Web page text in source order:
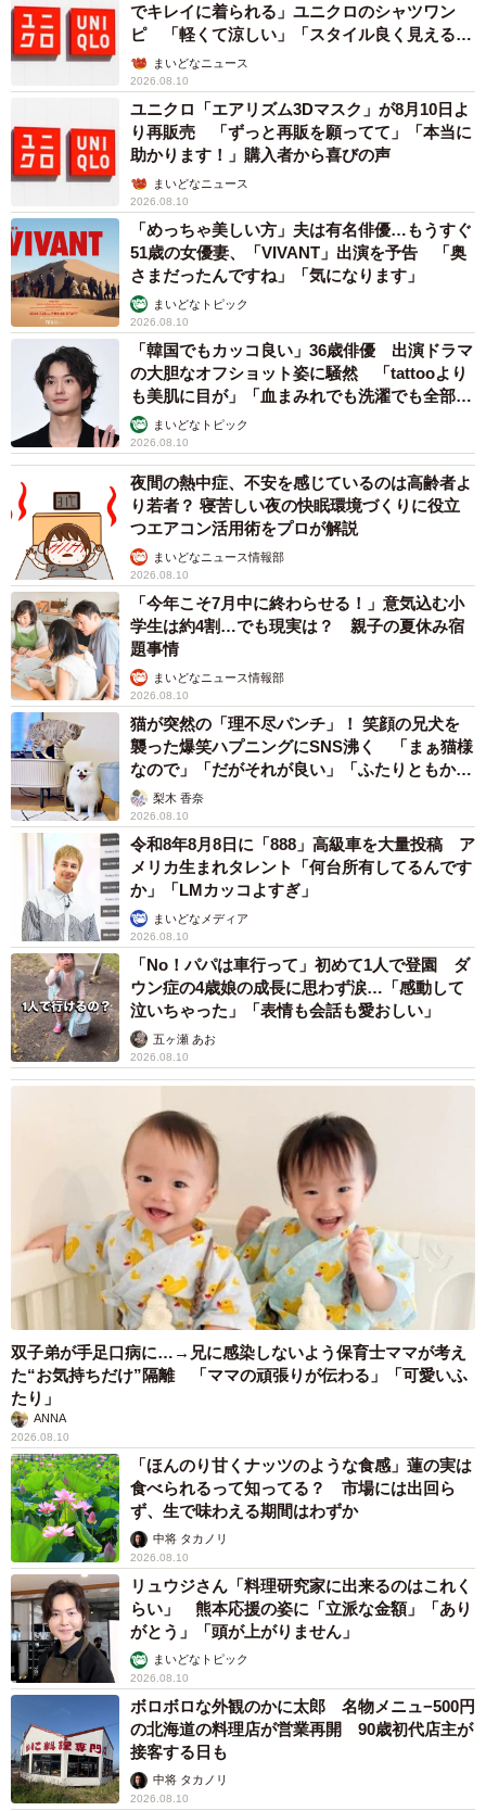
分帰って来ず、帰って来たら今度はたばこ休憩…仕事を頼
む時間がないです（34歳女性）
▽無駄話ばかりして、手が動いてない（30歳女性）
▽スマホゲームばかりしている（37歳男性）
▽いつも何もしない人がたまに真面目にパソコンに向かっ
ていると思い遠目で見てみるとYouTubeを見ていた（37歳
▽フルリモートワークになってからパフォーマンスが下が
った。ミスばかりするし、連絡すら取れず音信不通の状態
になることが日常的にある。電話もメールもチャットにも
応答がなく、ウェブ会議に呼んでも参加しない（34歳女
8/9
自分も将来、“働かない社員”になるかもしれないと思うか（提供画像）
9/9
どのような状況・条件だと自分も将来働かなくなるかもしれないと思う
か（提供画像）
さらに、「自分も将来、働かない社員になるかもしれない
と思いますか」と聞いたところ、30.3%の人が「思う」と
回答しました。また、「思う」と回答した人に、「どのよ
うな状況・条件だと自分も将来働かなくなるかもしれない
と思いますか」と聞いたところ、「成果が給与に反映され
ない」が59.3%と最も回答が多い結果に。次いで、「良い
上司に恵まれない」（37.4％）、「周りに”働かない人”ばか
りいる」（34.1％）といった回答が続きました。
でキレイに着られる」ユニクロのシャツワン
ピ 「軽くて涼しい」「スタイル良く見える」
の声まいどなニュース
2026.08.10
ユニクロ「エアリズム3Dマスク」が8月10日よ
り再販売 「ずっと再販を願ってて」「本当に
助かります！」購入者から喜びの声
まいどなニュース
2026.08.10
「めっちゃ美しい方」夫は有名俳優…もうすぐ
51歳の女優妻、「VIVANT」出演を予告 「奥
さまだったんですね」「気になります」
まいどなトピック
2026.08.10
「韓国でもカッコ良い」36歳俳優 出演ドラマ
の大胆なオフショット姿に騒然 「tattooより
も美肌に目が」「血まみれでも洗濯でも全部か
っこいい」
まいどなトピック
2026.08.10
夜間の熱中症、不安を感じているのは高齢者よ
り若者？ 寝苦しい夜の快眠環境づくりに役立
つエアコン活用術をプロが解説
まいどなニュース情報部
2026.08.10
「今年こそ7月中に終わらせる！」意気込む小
学生は約4割…でも現実は？ 親子の夏休み宿
題事情
まいどなニュース情報部
2026.08.10
猫が突然の「理不尽パンチ」！ 笑顔の兄犬を
襲った爆笑ハプニングにSNS沸く 「まぁ猫様
なので」「だがそれが良い」「ふたりともかわ
いいね」
梨木 香奈
2026.08.10
令和8年8月8日に「888」高級車を大量投稿 ア
メリカ生まれタレント「何台所有してるんです
か」「LMカッコよすぎ」
まいどなメディア
2026.08.10
「No！パパは車行って」初めて1人で登園 ダ
ウン症の4歳娘の成長に思わず涙…「感動して
泣いちゃった」「表情も会話も愛おしい」
五ヶ瀬 あお
2026.08.10
双子弟が手足口病に…→兄に感染しないよう保育士ママが考え
た“お気持ちだけ”隔離 「ママの頑張りが伝わる」「可愛いふ
たり」
ANNA
2026.08.10
「ほんのり甘くナッツのような食感」蓮の実は
食べられるって知ってる？ 市場には出回ら
ず、生で味わえる期間はわずか
中将 タカノリ
2026.08.10
リュウジさん「料理研究家に出来るのはこれく
らい」 熊本応援の姿に「立派な金額」「あり
がとう」「頭が上がりません」
まいどなトピック
2026.08.10
ボロボロな外観のかに太郎 名物メニュ−500円
の北海道の料理店が営業再開 90歳初代店主が
接客する日も
中将 タカノリ
2026.08.10